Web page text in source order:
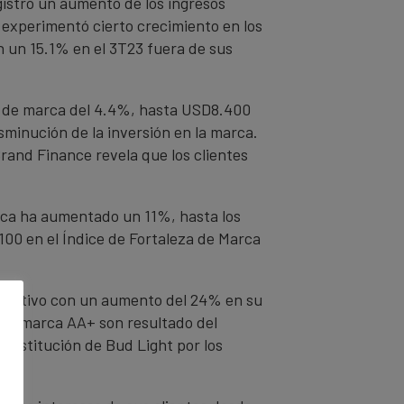
cierto crecimiento en los
15.1% en el 3T23 fuera de sus
marca del 4.4%, hasta USD8.400
de la inversión en la marca.
Finance revela que los clientes
ha aumentado un 11%, hasta los
en el Índice de Fortaleza de Marca
con un aumento del 24% en su
marca AA+ son resultado del
de Bud Light por los